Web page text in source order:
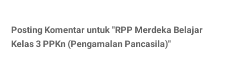
Posting Komentar untuk "RPP Merdeka Belajar
Kelas 3 PPKn (Pengamalan Pancasila)"